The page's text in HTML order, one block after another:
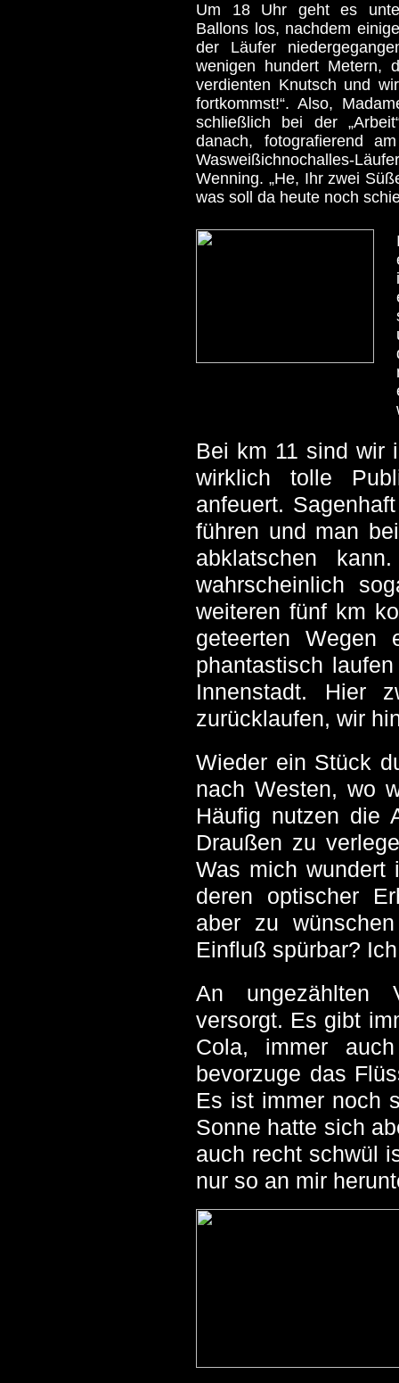
Um 18 Uhr geht es
Ballons los, nachdem
der Läufer
wenigen hundert Metern,
verdienten Knutsch und
fortkommst!“. Also,
schließlich bei der
danach, fotografierend
Wasweißichnochalles-
Wenning. „He, Ihr zwei
was soll da heute noch
Bei km 11 sind wir
wirklich tolle
anfeuert.
führen und man
abklatschen
wahrscheinlich
weiteren fünf km
geteerten Wegen
phantastisch
Innenstadt. Hier
zurücklaufen, wir
Wieder ein Stück
nach Westen, wo
Häufig nutzen die
Draußen zu
Was mich wundert
deren optischer
aber zu
Einfluß spürbar?
An ungezählten
versorgt. Es gibt
Cola, immer
bevorzuge das
Es ist immer noch
Sonne hatte sich
auch recht schwül
nur so an mir